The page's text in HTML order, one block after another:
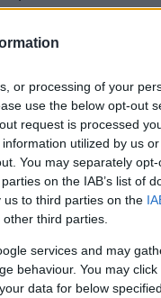
or processing of your
use the below opt-out
request is processed
utilized by us
You may separately
on the IAB’s list of
to third parties on the
third parties.
services and may
behaviour. You may
data for below
κλιμακώνεται.
κατά του
για
η
μέσα στην